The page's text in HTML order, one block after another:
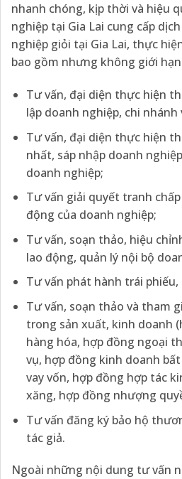
nhanh chóng, kịp thời và hiệu
nghiệp tại Gia Lai cung cấp
nghiệp giỏi tại Gia Lai, thực
bao gồm nhưng không giới
Tư vấn, đại diện thực hiện
lập doanh nghiệp, chi nhánh
Tư vấn, đại diện thực hiện
nhất, sáp nhập doanh
doanh nghiệp;
Tư vấn giải quyết tranh
động của doanh nghiệp;
Tư vấn, soạn thảo, hiệu
lao động, quản lý nội bộ
Tư vấn phát hành trái phiếu,
Tư vấn, soạn thảo và tham
trong sản xuất, kinh doanh
hàng hóa, hợp đồng ngoại
vụ, hợp đồng kinh doanh
vay vốn, hợp đồng hợp tác
xăng, hợp đồng nhượng
Tư vấn đăng ký bảo hộ
tác giả.
Ngoài những nội dung tư vấn